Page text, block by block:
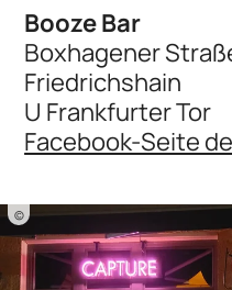
Booze Bar
Boxhagener
Friedrichshain
U Frankfurter Tor
Facebook-Seite
©